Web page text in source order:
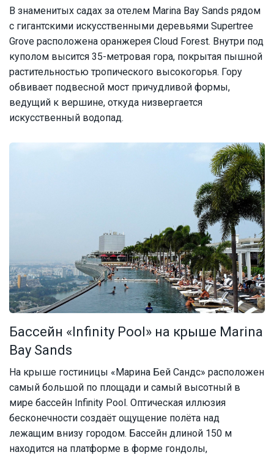
В знаменитых садах за отелем Marina Bay Sands рядом
с гигантскими искусственными деревьями Supertree
Grove расположена оранжерея Cloud Forest. Внутри под
куполом высится 35-метровая гора, покрытая пышной
растительностью тропического высокогорья. Гору
обвивает подвесной мост причудливой формы,
ведущий к вершине, откуда низвергается
искусственный водопад.
Бассейн «Infinity Pool» на крыше Marina
Bay Sands
На крыше гостиницы «Марина Бей Сандс» расположен
самый большой по площади и самый высотный в
мире бассейн Infinity Pool. Оптическая иллюзия
бесконечности создаёт ощущение полёта над
лежащим внизу городом. Бассейн длиной 150 м
находится на платформе в форме гондолы,